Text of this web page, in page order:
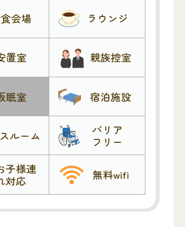
会場 ラウンジ
置室 親族控室
眠室 宿泊施設
ルーム
バリア
フリー
子様連
対応
無料wifi